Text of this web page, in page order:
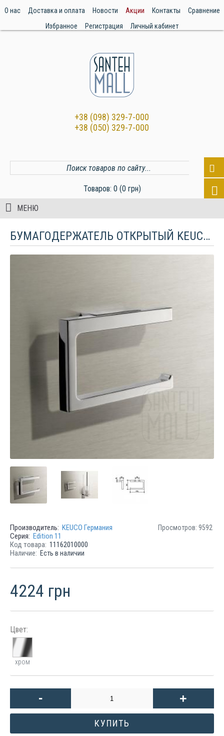
О нас Доставка и оплата Новости Акции Контакты
Сравнение
Избранное
Регистрация Личный кабинет
+38 (098) 329-7-000
+38 (050) 329-7-000
Товаров: 0 (0 грн)
МЕНЮ
БУМАГОДЕРЖАТЕЛЬ ОТКРЫТЫЙ KEUCO EDITION 11
Просмотров: 9592
Производитель: KEUCO Германия
Серия: Edition 11
Код товара: 11162010000
Наличие: Есть в наличии
4224 грн
Цвет:
хром
- +
КУПИТЬ